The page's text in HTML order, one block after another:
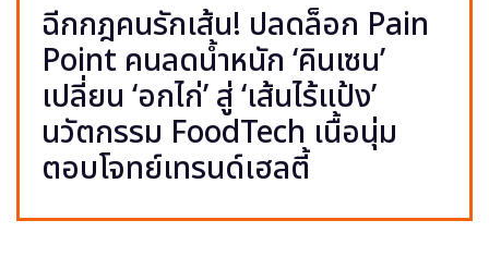
ฉีกกฎคนรักเส้น! ปลดล็อก Pain
Point คนลดน้ำหนัก ‘คินเซน’
เปลี่ยน ‘อกไก่’ สู่ ‘เส้นไร้แป้ง’
นวัตกรรม FoodTech เนื้อนุ่ม
ตอบโจทย์เทรนด์เฮลตี้